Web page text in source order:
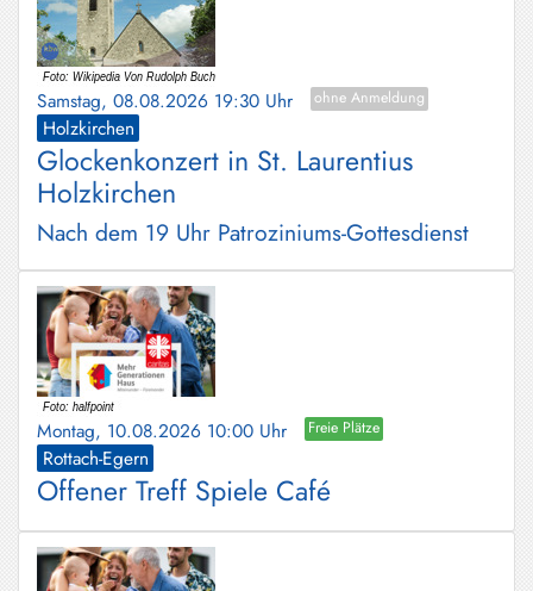
Samstag, 08.08.2026 19:30 Uhr ohne Anmeldung
Holzkirchen
Glockenkonzert in St. Laurentius
Holzkirchen
Nach dem 19 Uhr Patroziniums-Gottesdienst
Montag, 10.08.2026 10:00 Uhr Freie Plätze
Rottach-Egern
Offener Treff Spiele Café